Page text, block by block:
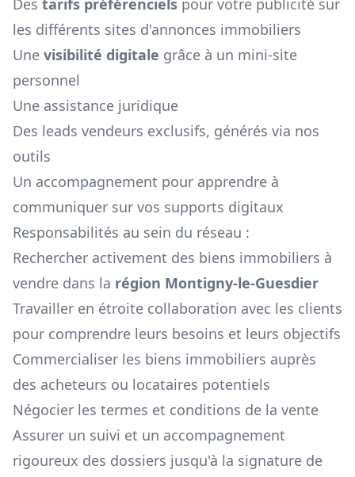
Des tarifs préférenciels pour votre publicité sur
les différents sites d'annonces immobiliers
Une visibilité digitale grâce à un mini-site
personnel
Une assistance juridique
Des leads vendeurs exclusifs, générés via nos
outils
Un accompagnement pour apprendre à
communiquer sur vos supports digitaux
Responsabilités au sein du réseau :
Rechercher activement des biens immobiliers à
vendre dans la région Montigny-le-Guesdier
Travailler en étroite collaboration avec les clients
pour comprendre leurs besoins et leurs objectifs
Commercialiser les biens immobiliers auprès
des acheteurs ou locataires potentiels
Négocier les termes et conditions de la vente
Assurer un suivi et un accompagnement
rigoureux des dossiers jusqu'à la signature de